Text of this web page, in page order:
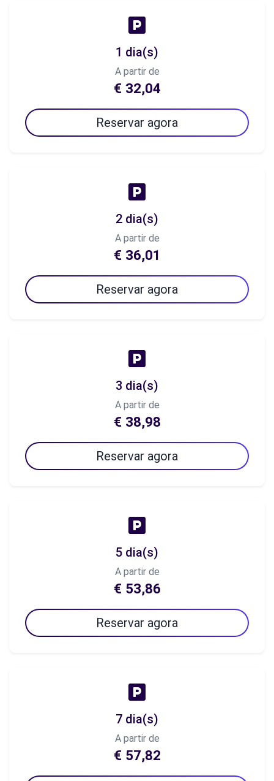
1 dia(s)
A partir de
€ 32,04
Reservar agora
2 dia(s)
A partir de
€ 36,01
Reservar agora
3 dia(s)
A partir de
€ 38,98
Reservar agora
5 dia(s)
A partir de
€ 53,86
Reservar agora
7 dia(s)
A partir de
€ 57,82